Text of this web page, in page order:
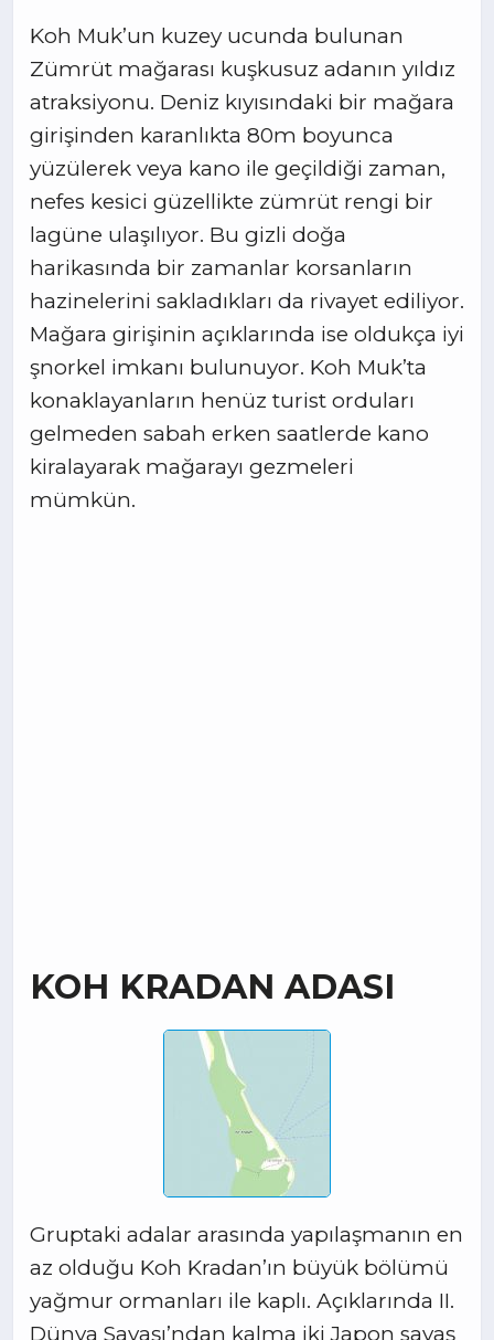
Koh Muk’un kuzey ucunda bulunan
Zümrüt mağarası kuşkusuz adanın yıldız
atraksiyonu. Deniz kıyısındaki bir mağara
girişinden karanlıkta 80m boyunca
yüzülerek veya kano ile geçildiği zaman,
nefes kesici güzellikte zümrüt rengi bir
lagüne ulaşılıyor. Bu gizli doğa
harikasında bir zamanlar korsanların
hazinelerini sakladıkları da rivayet ediliyor.
Mağara girişinin açıklarında ise oldukça iyi
şnorkel imkanı bulunuyor. Koh Muk’ta
konaklayanların henüz turist orduları
gelmeden sabah erken saatlerde kano
kiralayarak mağarayı gezmeleri
mümkün.
KOH KRADAN ADASI
Gruptaki adalar arasında yapılaşmanın en
az olduğu Koh Kradan’ın büyük bölümü
yağmur ormanları ile kaplı. Açıklarında II.
Dünya Savaşı’ndan kalma iki Japon savaş